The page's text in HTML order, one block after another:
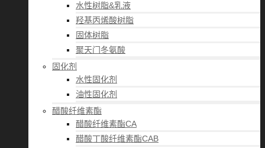
水性树脂&乳液
羟基丙烯酸树脂
固体树脂
聚天门冬氨酸
固化剂
水性固化剂
油性固化剂
醋酸纤维素酯
醋酸纤维素酯CA
醋酸丁酸纤维素酯CAB